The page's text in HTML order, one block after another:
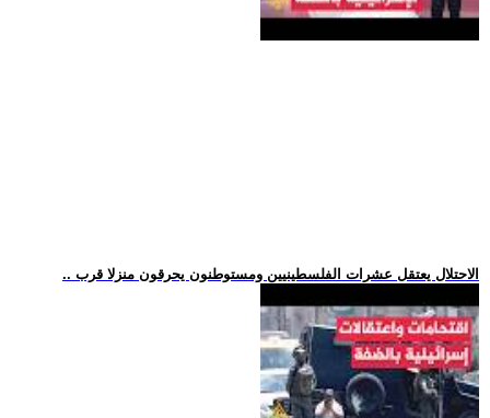
.. الاحتلال يعتقل عشرات الفلسطينيين ومستوطنون يحرقون منزلا قرب